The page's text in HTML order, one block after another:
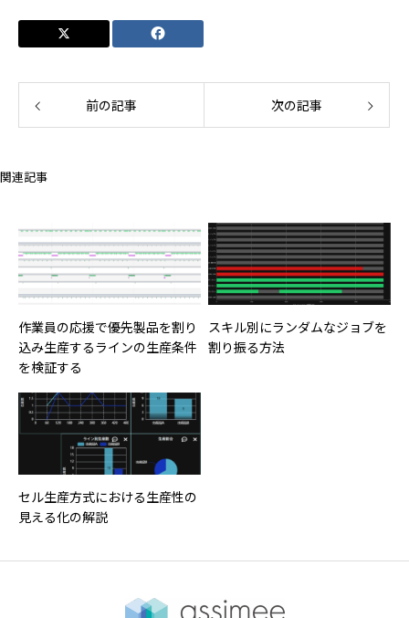
前の記事 次の記事
関連記事
作業員の応援で優先製品を割り
込み生産するラインの生産条件
を検証する
スキル別にランダムなジョブを
割り振る方法
セル生産方式における生産性の
見える化の解説